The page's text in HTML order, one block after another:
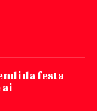
festa
ai